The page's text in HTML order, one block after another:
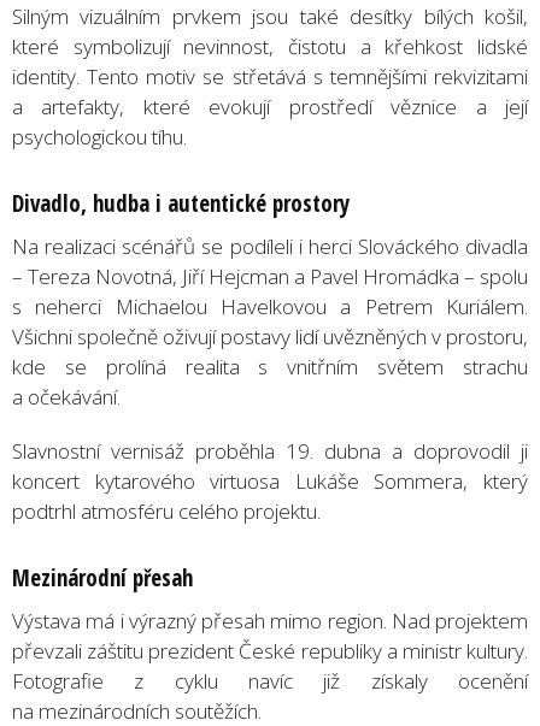
Silným vizuálním prvkem jsou také desítky bílých košil,
které symbolizují nevinnost, čistotu a křehkost lidské
identity. Tento motiv se střetává s temnějšími rekvizitami
a artefakty, které evokují prostředí věznice a její
psychologickou tíhu.
Divadlo, hudba i autentické prostory
Na realizaci scénářů se podíleli i herci Slováckého divadla
– Tereza Novotná, Jiří Hejcman a Pavel Hromádka – spolu
s neherci Michaelou Havelkovou a Petrem Kuriálem.
Všichni společně oživují postavy lidí uvězněných v prostoru,
kde se prolíná realita s vnitřním světem strachu
a očekávání.
Slavnostní vernisáž proběhla 19. dubna a doprovodil ji
koncert kytarového virtuosa Lukáše Sommera, který
podtrhl atmosféru celého projektu.
Mezinárodní přesah
Výstava má i výrazný přesah mimo region. Nad projektem
převzali záštitu prezident České republiky a ministr kultury.
Fotografie z cyklu navíc již získaly ocenění
na mezinárodních soutěžích.